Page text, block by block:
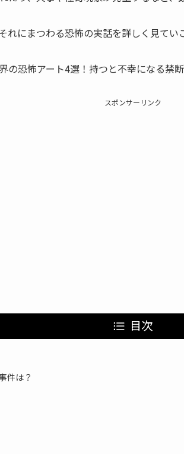
れにまつわる恐怖の実話を詳しく見てい
の恐怖アート4選！持つと不幸になる禁
スポンサーリンク
目次
件は？